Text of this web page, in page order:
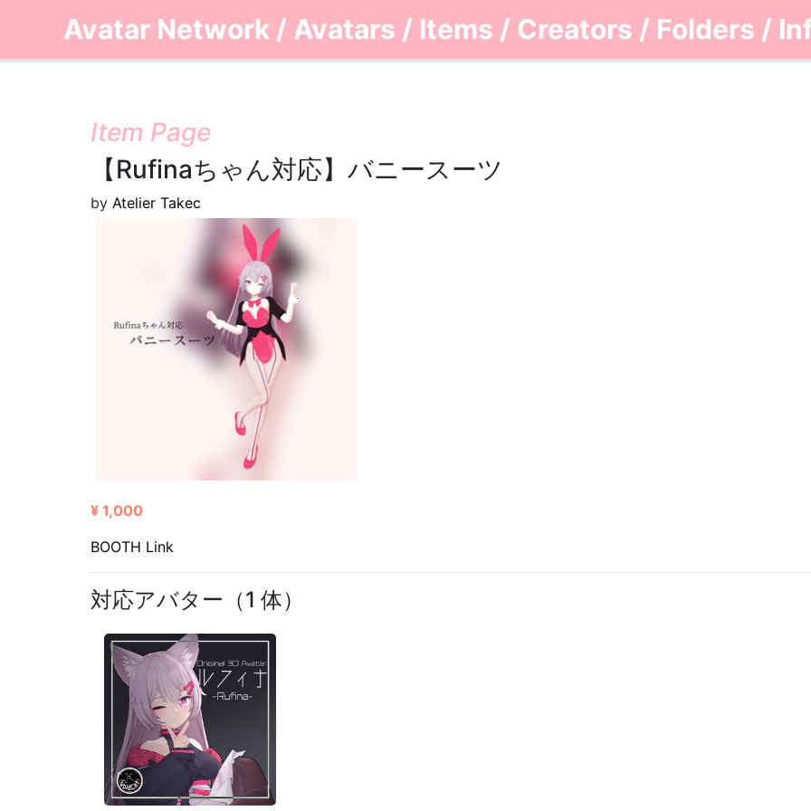
Avatar Network / Avatars / Items / Creators / Folders /
Item Page
【Rufinaちゃん対応】バニースーツ
by Atelier Takec
¥ 1,000
BOOTH Link
対応アバター（1 体）